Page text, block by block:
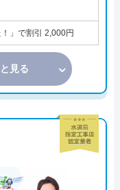
！」で割引 2,000円
見る